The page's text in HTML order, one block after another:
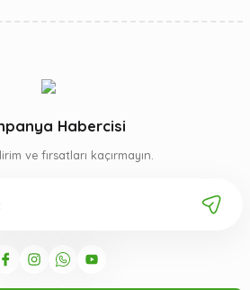
Habercisi
ve fırsatları kaçırmayın.